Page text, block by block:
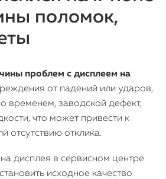
поломок,
проблем с дисплеем на
от падений или ударов,
временем, заводской дефект,
что может привести к
отсутствию отклика.
дисплея в сервисном центре
исходное качество